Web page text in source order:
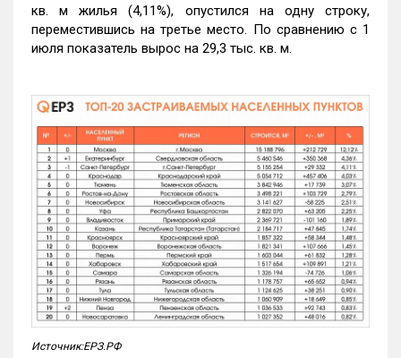
кв. м жилья (4,11%), опустился на одну строку,
переместившись на третье место. По сравнению с 1
июля показатель вырос на 29,3 тыс. кв. м.
Источник:ЕРЗ.РФ